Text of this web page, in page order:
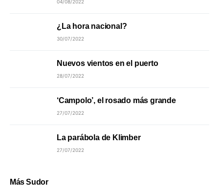
04/08/2022
¿La hora nacional?
30/07/2022
Nuevos vientos en el puerto
28/07/2022
‘Campolo’, el rosado más grande
27/07/2022
La parábola de Klimber
27/07/2022
Más Sudor